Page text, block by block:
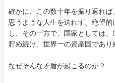
確かに、この数十年を振り返れば
思うような人生を送れず、絶望
し、その一方で、国家としては
貯め続け、世界一の資産国であり
なぜそんな矛盾が起こるのか？